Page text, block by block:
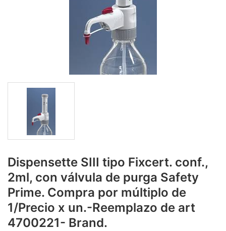
Dispensette SIII tipo Fixcert. conf.,
2ml, con válvula de purga Safety
Prime. Compra por múltiplo de
1/Precio x un.-Reemplazo de art
4700221- Brand.